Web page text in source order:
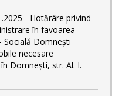
- Hotărâre privind
în favoarea
Socială Domnești
necesare
Domnești, str. Al. I.